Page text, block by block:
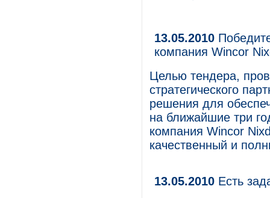
13.05.2010
компания Wincor
Целью тендера,
стратегического
решения для
на ближайшие три
компания Wincor
качественный и
13.05.2010 Есть